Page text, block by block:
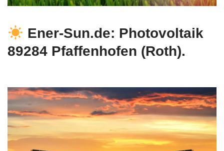
Ener-Sun.de: Photovoltaik
89284 Pfaffenhofen (Roth).